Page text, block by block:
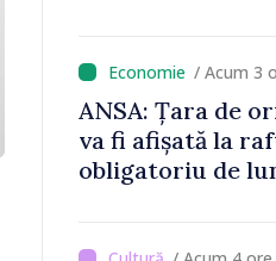
/ Acum 3
ANSA: Țara de
va fi afișată la
obligatoriu de